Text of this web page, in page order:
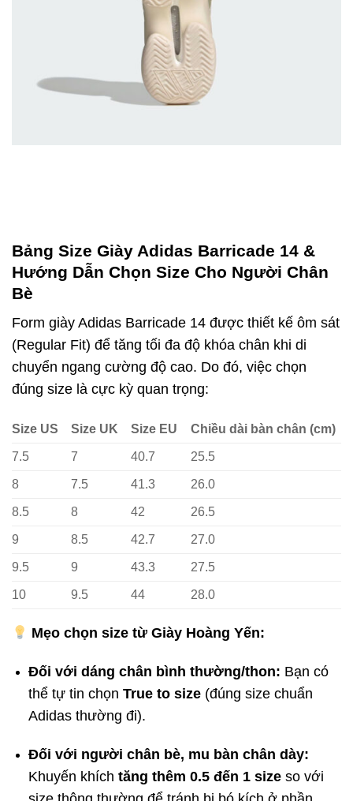
Bảng Size Giày Adidas Barricade 14 &
Hướng Dẫn Chọn Size Cho Người Chân
Bè
Form giày Adidas Barricade 14 được thiết kế ôm sát
(Regular Fit) để tăng tối đa độ khóa chân khi di
chuyển ngang cường độ cao. Do đó, việc chọn
đúng size là cực kỳ quan trọng:
Size US Size UK Size EU Chiều dài bàn chân (cm)
7.5 7 40.7 25.5
8 7.5 41.3 26.0
8.5 8 42 26.5
9 8.5 42.7 27.0
9.5 9 43.3 27.5
10 9.5 44 28.0
Mẹo chọn size từ Giày Hoàng Yến:
Đối với dáng chân bình thường/thon: Bạn có
thể tự tin chọn True to size(đúng size chuẩn
Adidas thường đi).
Đối với người chân bè, mu bàn chân dày:
Khuyến khích tăng thêm 0.5 đến 1 sizeso với